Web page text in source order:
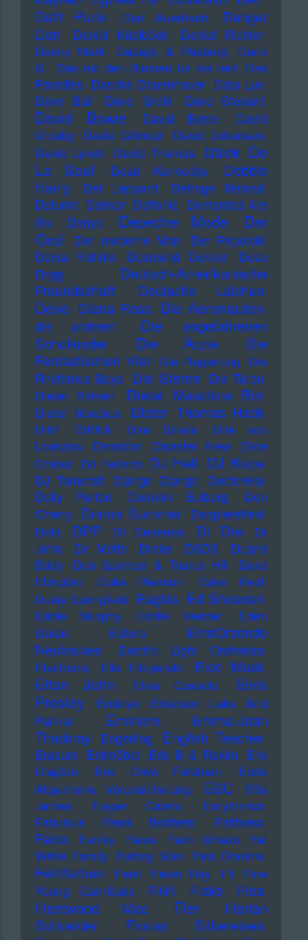
Daft Punk Dan Auerbach
Danger
Dan
Daniel Küblböck
Daniel Richter
Danny Mark
Dapayk & Padberg
Dario
G. Das mit den Blumen tut mir leid Das
Paradies Dascha Dauenhauer Data Luv
Dave Ball
Dave Grohl Dave Stewart
David Bowie David Byrne
David
Crosby David Gilmour David Johansen
David Lynch David Thomas Dälek De
La Soul
Dead Kennedys
Debbie
Harry
Def Leppard
Defrage Reload
Defunkt Dekker Delfonic Demented Are
Go
Denyo Depeche Mode
Der
Graf
Der moderne Man
Der Popolski
Derya Yildirim
Desmond Dekker
Deso
Dogg
Deutsch-Amerikanische
Freundschaft
Deutsche Laichen
Devo Diana Ross Die Aeronauten
die anderen
Die angefahrenen
Schulkinder
Die Ärzte
Die
Fantastischen Vier Die Regierung Die
Rhythmus Boys Die Sterne Die Türen
Dieter Bohlen
Dieter Maschine Birr
Dieter Moebius Dieter Thomas Heck
DiIV DIKKA Dire Straits
Dirk von
Lowtzow
Disarstar Disaster Area
Dixie
Chicks DJ Fetisch DJ Hell DJ Koze
DJ Tomcraft Django Django
Doctorella
Dolly Parton
Dominik Eulberg
Don
Cherry Donna Summer Dopplereffekt
Dota
DPP Dr Demento Dr Dre
Dr
John
Dr Motte Drake DSDS
Duane
Eddy
Dub Spencer & Trance Hill
Duke
Ellington
Duke Pearson
Duke Reid
Dusty Springfield Eagles Ed Sheeran
Eddie Murphy Eddie Vedder
Eden
Golan
Editors
Einstürzende
Neubauten
Electric Light Orchestra
Electronic
Ella Fitzgerald Elon Musk
Elton John Elvis Costello
Elvis
Presley
Embryo
Emerson Lake And
Palmer
Eminem
Emma-Jean
Thackray
Engerling English Teacher
Erasure Erdmöbel Eric B & Rakim Eric
Clapton
Eric Drew Feldman
Erste
Allgemeine Verunsicherung
ESC
Etta
James
Eugen Cicero
Eurythmics
Fabulous Freak Brothers
Faithless
Falco Family Farce Farin Urlaub
Fat
White Family Fatboy Slim Fats Domino
Fehlfarben Feist Fever Ray Fil
Fine
Young Cannibals
FINK Flake
Flea
Fleetwood Mac
Fler
Florian
Schneider
Florian Silbereisen